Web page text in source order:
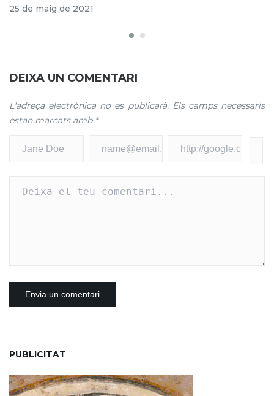
25 de maig de 2021
DEIXA UN COMENTARI
L'adreça electrònica no es publicarà. Els camps necessaris
estan marcats amb *
PUBLICITAT